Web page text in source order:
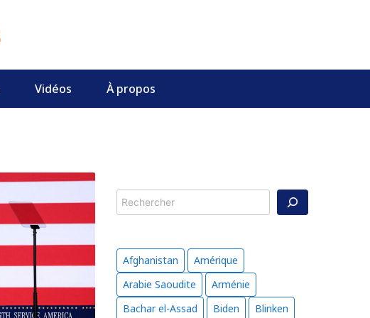
Vidéos À propos
Rechercher
Afghanistan
Amérique
Arabie Saoudite
Arménie
Bachar el-Assad
Biden
Blinken